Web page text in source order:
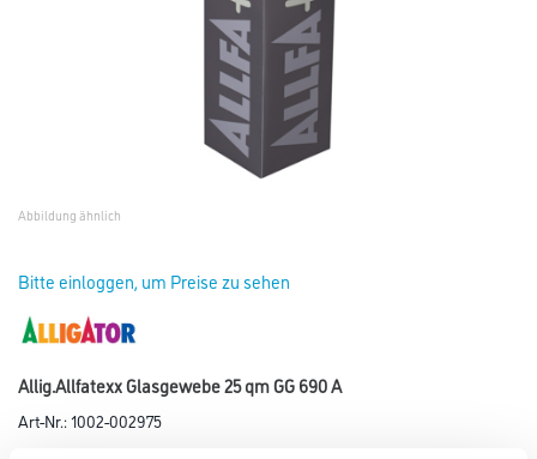
Abbildung ähnlich
Bitte einloggen, um Preise zu sehen
Allig.Allfatexx Glasgewebe 25 qm GG 690 A
Art-Nr.:1002-002975